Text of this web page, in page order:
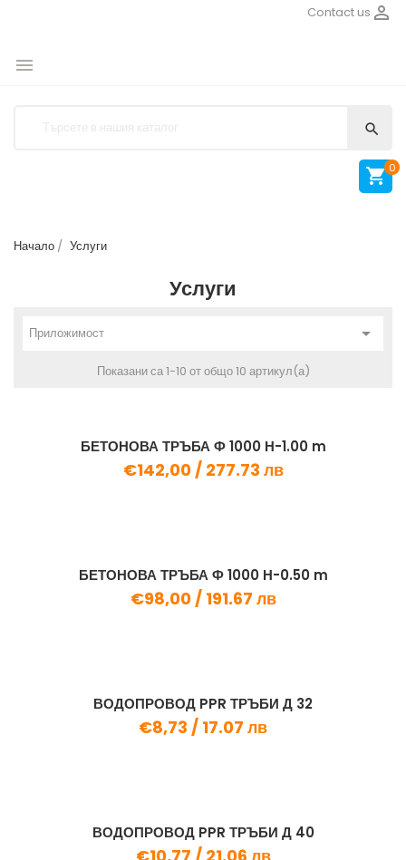

Contact us


 0
Начало Услуги
Услуги
Приложимост 
Показани са 1-10 от общо 10 артикул(а)
БЕТОНОВА ТРЪБА Ф 1000 Н-1.00 m
€142,00 / 277.73 лв
БЕТОНОВА ТРЪБА Ф 1000 Н-0.50 m
€98,00 / 191.67 лв
ВОДОПРОВОД PPR ТРЪБИ Д 32
€8,73 / 17.07 лв
ВОДОПРОВОД PPR ТРЪБИ Д 40